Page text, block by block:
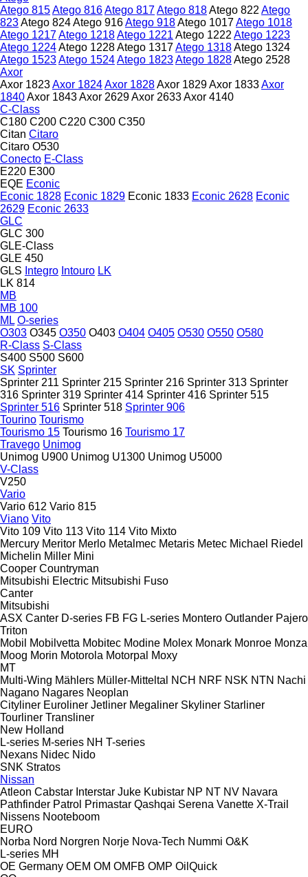
Atego 815Atego 816Atego 817Atego 818Atego 822 Atego
823Atego 824Atego 916Atego 918Atego 1017Atego 1018
Atego 1217Atego 1218Atego 1221 Atego 1222 Atego 1223
Atego 1224Atego 1228Atego 1317Atego 1318Atego 1324
Atego 1523Atego 1524Atego 1823Atego 1828Atego 2528
Axor
Axor 1823Axor 1824Axor 1828Axor 1829Axor 1833Axor
1840Axor 1843Axor 2629Axor 2633Axor 4140
C-Class
C180 C200 C220 C300 C350
Citan Citaro
Citaro O530
Conecto E-Class
E220 E300
EQE Econic
Econic 1828 Econic 1829 Econic 1833 Econic 2628 Econic
2629 Econic 2633
GLC
GLC 300
GLE-Class
GLE 450
GLS Integro Intouro LK
LK 814
MB
MB 100
ML O-series
O303 O345 O350 O403 O404 O405 O530 O550 O580
R-Class S-Class
S400 S500 S600
SK Sprinter
Sprinter 211 Sprinter 215 Sprinter 216 Sprinter 313 Sprinter
316 Sprinter 319 Sprinter 414 Sprinter 416 Sprinter 515
Sprinter 516 Sprinter 518 Sprinter 906
Tourino Tourismo
Tourismo 15 Tourismo 16 Tourismo 17
Travego Unimog
Unimog U900 Unimog U1300 Unimog U5000
V-Class
V250
Vario
Vario 612 Vario 815
Viano Vito
Vito 109 Vito 113 Vito 114 Vito Mixto
Mercury Meritor Merlo Metalmec Metaris Metec Michael Riedel
Michelin Miller Mini
Cooper Countryman
Mitsubishi Electric Mitsubishi Fuso
Canter
Mitsubishi
ASX Canter D-series FB FG L-series Montero Outlander Pajero
Triton
Mobil
Mobilvetta Mobitec Modine Molex Monark Monroe Monza
Moog Morin Motorola Motorpal
Moxy
MT
Multi-Wing Mählers Müller-Mitteltal NCH NRF NSK NTN Nachi
Nagano Nagares Neoplan
Cityliner Euroliner Jetliner Megaliner Skyliner Starliner
Tourliner Transliner
New Holland
L-series M-series NH T-series
Nexans Nidec Nido
SNK Stratos
Nissan
Atleon Cabstar Interstar Juke Kubistar NP NT NV Navara
Pathfinder Patrol Primastar Qashqai Serena Vanette X-Trail
Nissens Nooteboom
EURO
Norba Nord Norgren Norje Nova-Tech Nummi O&K
L-series MH
OE Germany OEM OM OMFB OMP OilQuick